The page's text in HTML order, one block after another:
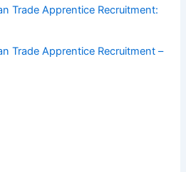
Trade Apprentice Recruitment:
Trade Apprentice Recruitment –